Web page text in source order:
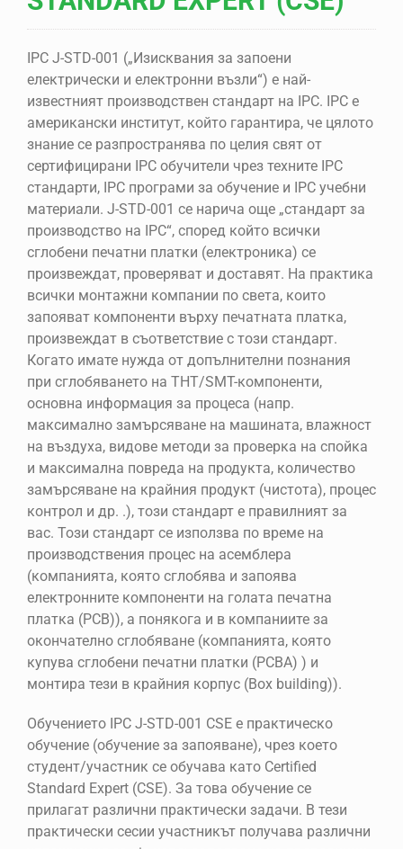
IPC J-STD-001 („Изисквания за запоени
електрически и електронни възли“) е най-
известният производствен стандарт на IPC. IPC е
американски институт, който гарантира, че цялото
знание се разпространява по целия свят от
сертифицирани IPC обучители чрез техните IPC
стандарти, IPC програми за обучение и IPC учебни
материали. J-STD-001 се нарича още „стандарт за
производство на IPC“, според който всички
сглобени печатни платки (електроника) се
произвеждат, проверяват и доставят. На практика
всички монтажни компании по света, които
запояват компоненти върху печатната платка,
произвеждат в съответствие с този стандарт.
Когато имате нужда от допълнителни познания
при сглобяването на THT/SMT-компоненти,
основна информация за процеса (напр.
максимално замърсяване на машината, влажност
на въздуха, видове методи за проверка на спойка
и максимална повреда на продукта, количество
замърсяване на крайния продукт (чистота), процес
контрол и др. .), този стандарт е правилният за
вас. Този стандарт се използва по време на
производствения процес на асемблера
(компанията, която сглобява и запоява
електронните компоненти на голата печатна
платка (PCB)), а понякога и в компаниите за
окончателно сглобяване (компанията, която
купува сглобени печатни платки (PCBA) ) и
монтира тези в крайния корпус (Box building)).
Обучението IPC J-STD-001 CSE е практическо
обучение (обучение за запояване), чрез което
студент/участник се обучава като Certified
Standard Expert (CSE). За това обучение се
прилагат различни практически задачи. В тези
практически сесии участникът получава различни